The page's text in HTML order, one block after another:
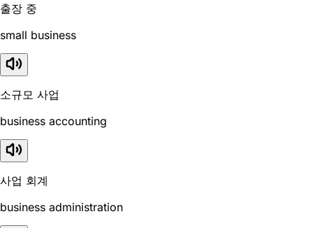
출장 중
small business
소규모 사업
business accounting
사업 회계
business administration